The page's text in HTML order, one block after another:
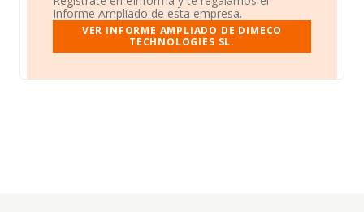
Informe Ampliado de esta empresa.
VER INFORME AMPLIADO DE DIMECO
TECHNOLOGIES SL.